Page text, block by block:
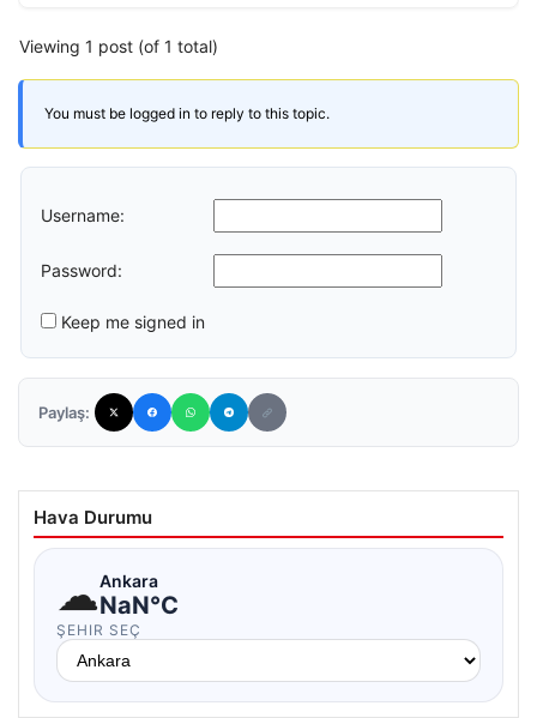
Viewing 1 post (of 1 total)
You must be logged in to reply to this topic.
Username:
Password:
Keep me signed in
Paylaş:
Hava Durumu
☁Ankara
NaN°C
ŞEHIR SEÇ